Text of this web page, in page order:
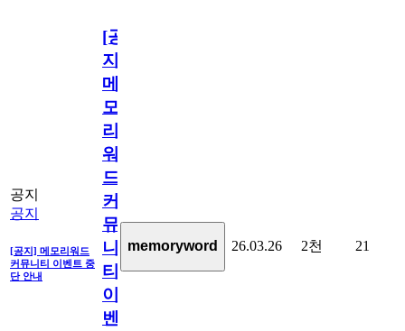
공지
공지
[공지] 메모리워드
커뮤니티 이벤트 중
단 안내
[공
지]
메
모
리
워
드
커
뮤
니
티
이
벤
memoryword 26.03.26 2천 21